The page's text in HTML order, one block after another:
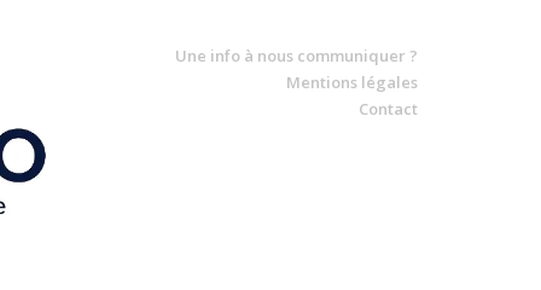
Une info à nous communiquer ?
Mentions légales
Contact